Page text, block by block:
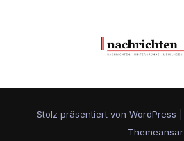
Stolz präsentiert von WordPress
Themeansar